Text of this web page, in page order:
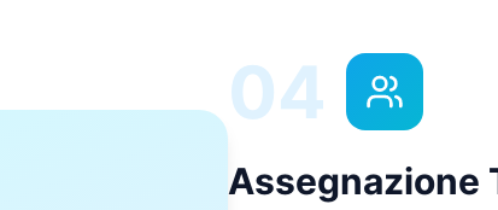
04
Assegnazione